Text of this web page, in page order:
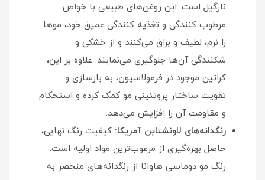
نارگیل است. این روغن‌های طبیعی با خواص
مرطوب‌ کنندگی و تغذیه‌ کنندگی عمیق خود، موها
را نرم، لطیف و براق می‌کنند و از خشکی و
شکنندگی آن‌ها جلوگیری می‌نمایند. علاوه بر این،
کراتین موجود در فرمولاسیون، به بازسازی و
تقویت ساختار پروتئینی مو کمک کرده و استحکام
و مقاومت آن را افزایش می‌دهد.
رنگدانه‌های لاونشتاین آمریکا: کیفیت رنگ نهایی،
حاصل بهره‌گیری از مرغوب‌ترین مواد اولیه است.
رنگ مو دوماسی هاوانا از رنگدانه‌های منحصر به